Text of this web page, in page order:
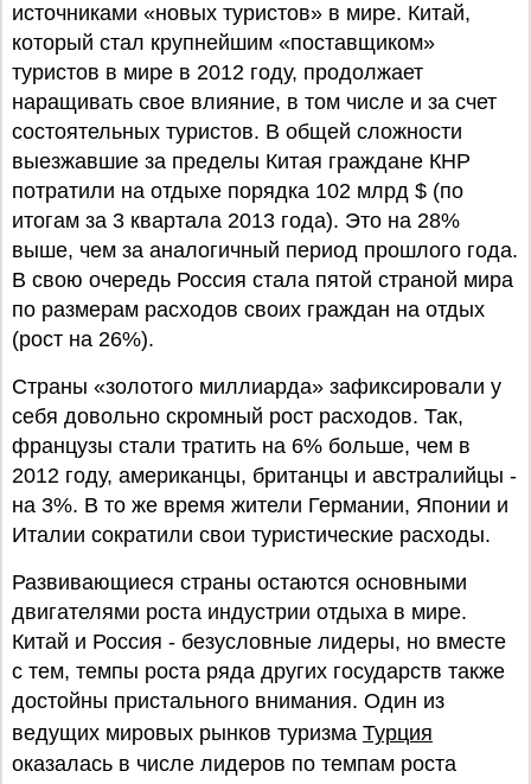
источниками «новых туристов» в мире. Китай,
который стал крупнейшим «поставщиком»
туристов в мире в 2012 году, продолжает
наращивать свое влияние, в том числе и за счет
состоятельных туристов. В общей сложности
выезжавшие за пределы Китая граждане КНР
потратили на отдыхе порядка 102 млрд $ (по
итогам за 3 квартала 2013 года). Это на 28%
выше, чем за аналогичный период прошлого года.
В свою очередь Россия стала пятой страной мира
по размерам расходов своих граждан на отдых
(рост на 26%).
Страны «золотого миллиарда» зафиксировали у
себя довольно скромный рост расходов. Так,
французы стали тратить на 6% больше, чем в
2012 году, американцы, британцы и австралийцы -
на 3%. В то же время жители Германии, Японии и
Италии сократили свои туристические расходы.
Развивающиеся страны остаются основными
двигателями роста индустрии отдыха в мире.
Китай и Россия - безусловные лидеры, но вместе
с тем, темпы роста ряда других государств также
достойны пристального внимания. Один из
ведущих мировых рынков туризма Турция
оказалась в числе лидеров по темпам роста